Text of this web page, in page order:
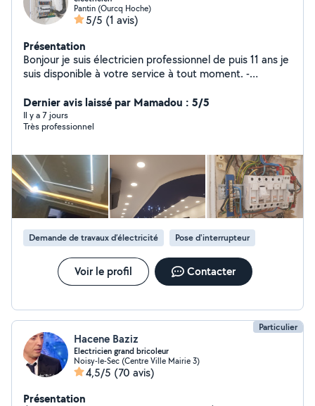
Pantin (Ourcq Hoche)
5/5 (1 avis)
Présentation
Bonjour je suis électricien professionnel de puis 11 ans je
suis disponible à votre service à tout moment. -
éclairage ,disgoncteur,câbles, boîte et tableau
Dernier avis laissé par Mamadou : 5/5
Il y a 7 jours
Très professionnel
Demande de travaux d’électricité Pose d'interrupteur
Voir le profil Contacter
Particulier
Hacene Baziz
Electricien grand bricoleur
Noisy-le-Sec (Centre Ville Mairie 3)
4,5/5 (70 avis)
Présentation